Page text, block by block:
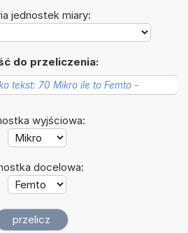
jednostek miary:
do przeliczenia:
wyjściowa:
docelowa: